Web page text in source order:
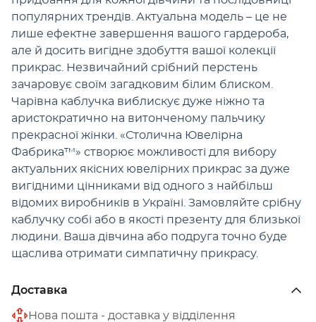
популярних трендів. Актуальна модель – це не
лише ефектне завершення вашого гардероба,
але й досить вигідне здобуття вашої колекції
прикрас. Незвичайний срібний перстень
зачаровує своїм загадковим білим блиском.
Чарівна каблучка виблискує дуже ніжно та
аристократично на витонченому пальчику
прекрасної жінки. «Столична Ювелірна
Фабрика™» створює можливості для вибору
актуальних якісних ювелірних прикрас за дуже
вигідними цінниками від одного з найбільш
відомих виробників в Україні. Замовляйте срібну
каблучку собі або в якості презенту для близької
людини. Ваша дівчина або подруга точно буде
щаслива отримати симпатичну прикрасу.
Доставка
Нова пошта - доставка у відділення